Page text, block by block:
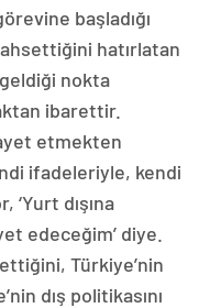
başladığı
hatırlatan
nokta
ibarettir.
etmekten
ifadeleriyle, kendi
‘Yurt dışına
edeceğim’ diye.
Türkiye’nin
dış politikasını